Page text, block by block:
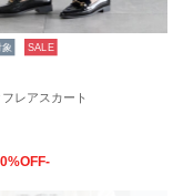
象 SALE
レアスカート